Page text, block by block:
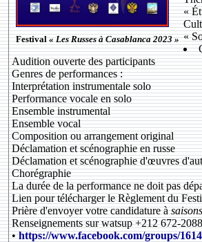
Festival« Les Russes à Casablanca 2023 »
«
«
Audition ouverte des participants
Genres de performances :
Interprétation instrumentale solo
Performance vocale en solo
Ensemble instrumental
Ensemble vocal
Composition ou arrangement original
Déclamation et scénographie en russe
Déclamation et scénographie d'œuvres
Chorégraphie
La durée de la performance ne doit pas
Lien pour télécharger le Règlement du
Prière d'envoyer votre candidature à
Renseignements sur watsup +212 672-
•https://www.facebook.com/groups/